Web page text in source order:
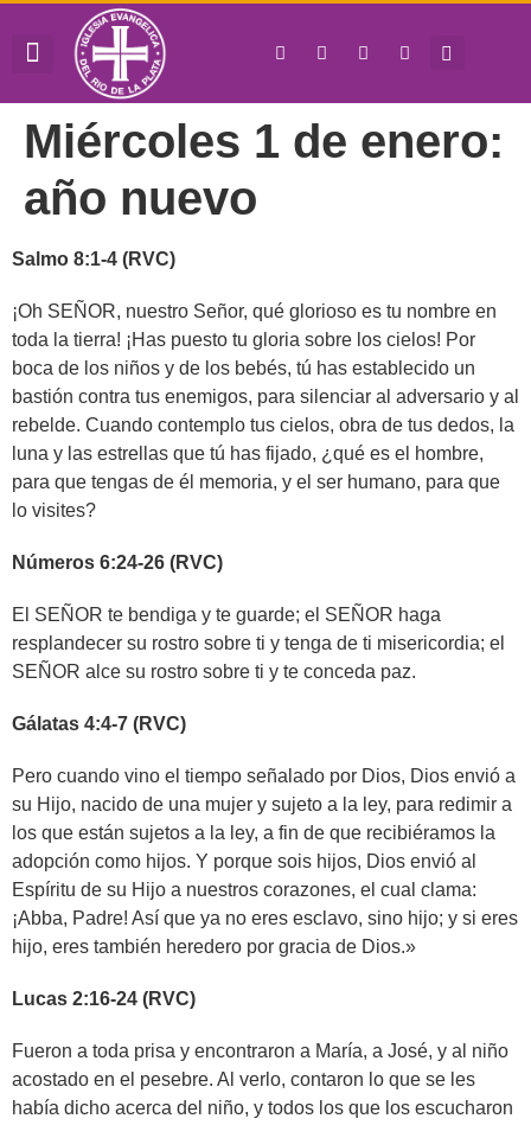
Miércoles 1 de enero:
año nuevo
Salmo 8:1-4 (RVC)
¡Oh SEÑOR, nuestro Señor, qué glorioso es tu nombre en
toda la tierra! ¡Has puesto tu gloria sobre los cielos! Por
boca de los niños y de los bebés, tú has establecido un
bastión contra tus enemigos, para silenciar al adversario y al
rebelde. Cuando contemplo tus cielos, obra de tus dedos, la
luna y las estrellas que tú has fijado, ¿qué es el hombre,
para que tengas de él memoria, y el ser humano, para que
lo visites?
Números 6:24-26 (RVC)
El SEÑOR te bendiga y te guarde; el SEÑOR haga
resplandecer su rostro sobre ti y tenga de ti misericordia; el
SEÑOR alce su rostro sobre ti y te conceda paz.
Gálatas 4:4-7 (RVC)
Pero cuando vino el tiempo señalado por Dios, Dios envió a
su Hijo, nacido de una mujer y sujeto a la ley, para redimir a
los que están sujetos a la ley, a fin de que recibiéramos la
adopción como hijos. Y porque sois hijos, Dios envió al
Espíritu de su Hijo a nuestros corazones, el cual clama:
¡Abba, Padre! Así que ya no eres esclavo, sino hijo; y si eres
hijo, eres también heredero por gracia de Dios.»
Lucas 2:16-24 (RVC)
Fueron a toda prisa y encontraron a María, a José, y al niño
acostado en el pesebre. Al verlo, contaron lo que se les
había dicho acerca del niño, y todos los que los escucharon